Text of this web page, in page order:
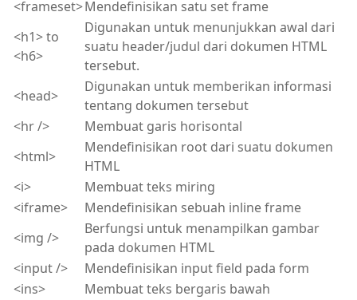
<frameset>Mendefinisikan satu set frame
<h1> to
<h6>
Digunakan untuk menunjukkan awal dari
suatu header/judul dari dokumen HTML
tersebut.
<head>
Digunakan untuk memberikan informasi
tentang dokumen tersebut
<hr />
Membuat garis horisontal
<html>
Mendefinisikan root dari suatu dokumen
HTML
<i>
Membuat teks miring
<iframe>
Mendefinisikan sebuah inline frame
<img />
Berfungsi untuk menampilkan gambar
pada dokumen HTML
<input />
Mendefinisikan input field pada form
<ins>
Membuat teks bergaris bawah